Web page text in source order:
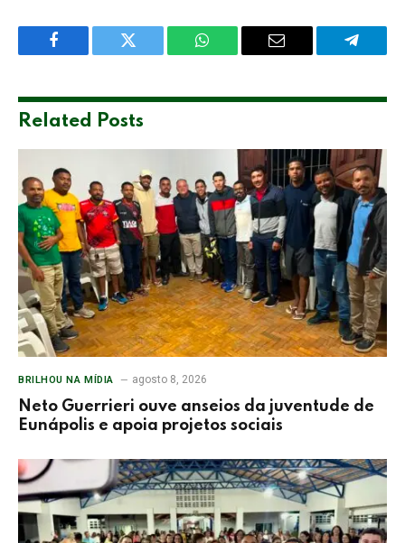
Facebook Twitter WhatsApp Email
Related Posts
BRILHOU NA MÍDIA agosto 8, 2026
Neto Guerrieri ouve anseios da juventude de
Eunápolis e apoia projetos sociais